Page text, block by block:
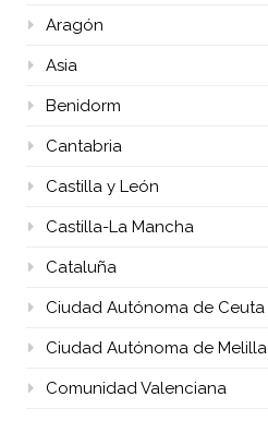
Aragón
Asia
Benidorm
Cantabria
Castilla y León
Castilla-La Mancha
Cataluña
Ciudad Autónoma de Ceuta
Ciudad Autónoma de Melilla
Comunidad Valenciana